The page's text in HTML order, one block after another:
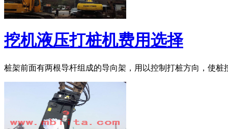
挖机液压打桩机费用选择
桩架前面有两根导杆组成的导向架，用以控制打桩方向，使桩